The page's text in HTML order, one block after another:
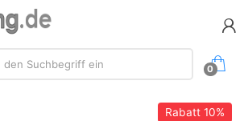
den Suchbegriff ein
0
Rabatt10%